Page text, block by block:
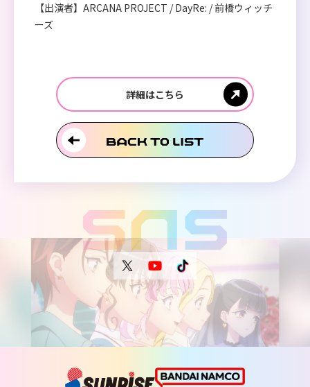
【出演者】ARCANA PROJECT / DayRe: / 前橋ウィッチ
ーズ
詳細はこちら